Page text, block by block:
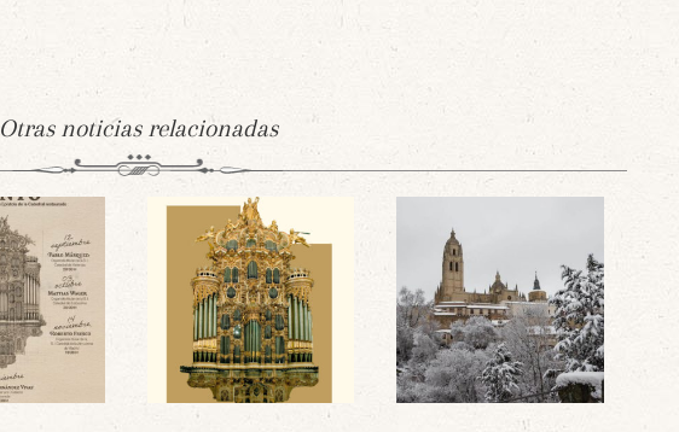
Otras noticias relacionadas